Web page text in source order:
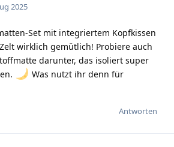
2025
Set mit integriertem Kopfkissen
wirklich gemütlich! Probiere auch
darunter, das isoliert super
Was nutzt ihr denn für
Antworten